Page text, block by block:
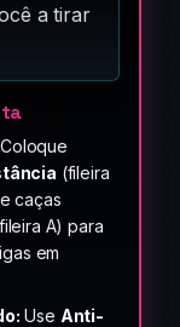
a tirar
Coloque
(fileira
caças
A) para
em
Use Anti-